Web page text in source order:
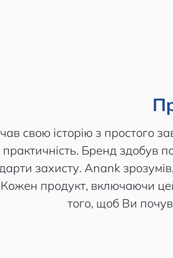
свою історію з простого
практичність. Бренд здобув
захисту. Anank
продукт, включаючи
того, щоб Ви